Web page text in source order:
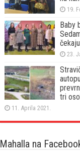
19.
Baby
23.
tri
11. Aprila 2021.
Mahalla na